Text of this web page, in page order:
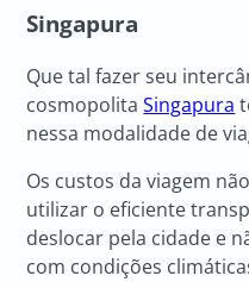
Singapura
Que tal fazer seu
cosmopolitaSingapura
nessa modalidade de
Os custos da viagem
utilizar o eficiente
deslocar pela cidade e
com condições